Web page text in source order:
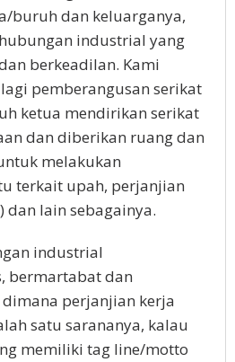
buruh dan keluarganya,
industrial yang
berkeadilan. Kami
pemberangusan serikat
ketua mendirikan serikat
dan diberikan ruang dan
melakukan
terkait upah, perjanjian
dan lain sebagainya.
industrial
bermartabat dan
perjanjian kerja
satu sarananya, kalau
memiliki tag line/motto